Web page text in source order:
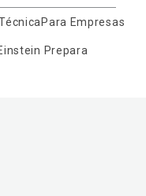
Para Empresas
Prepara